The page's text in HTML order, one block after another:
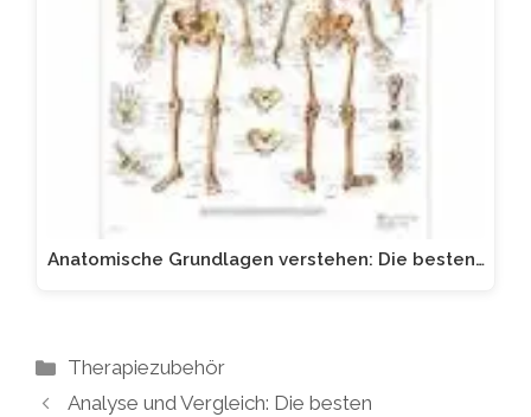
Anatomische Grundlagen verstehen: Die besten…
Kategorien
Therapiezubehör
Analyse und Vergleich: Die besten